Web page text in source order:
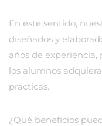
En este sentido,
diseñados y
años de experiencia,
los alumnos
prácticas.
¿Qué beneficios